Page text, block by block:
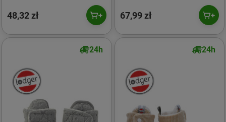
podeszwą wrzosowe Fleece
Mauve 6-12 m
48,32 zł
podeszwą brązowe Fleece
Buffalo 12-18 m
67,99 zł
24h 24h